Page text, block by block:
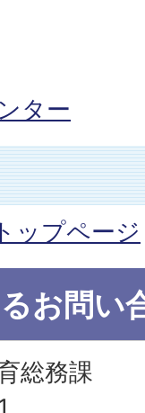
ター
ップページ
お問い
総務課